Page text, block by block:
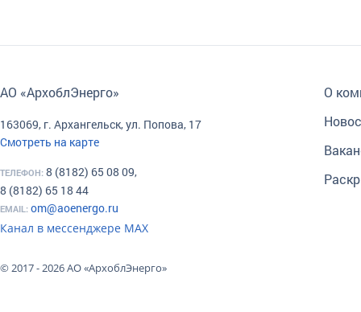
АО «АрхоблЭнерго»
163069, г. Архангельск, ул. Попова, 17
Смотреть на карте
ТЕЛЕФОН: 8 (8182) 65 08 09,
8 (8182) 65 18 44
EMAIL: om@aoenergo.ru
О
© 2017 - 2026 АО «АрхоблЭнерго»
Канал в мессенджере МАХ